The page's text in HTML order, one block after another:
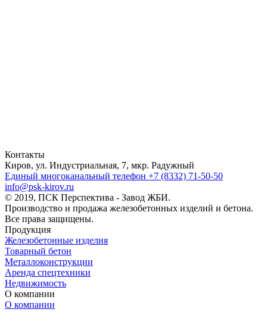
Контакты
Киров, ул. Индустриальная, 7, мкр. Радужный
Единый многоканальный телефон +7 (8332) 71-50-50
info@psk-kirov.ru
© 2019, ПСК Перспектива - Завод ЖБИ.
Производство и продажа железобетонных изделий и бетона.
Все права защищены.
Продукция
Железобетонные изделия
Товарный бетон
Металлоконструкции
Аренда спецтехники
Недвижимость
О компании
О компании